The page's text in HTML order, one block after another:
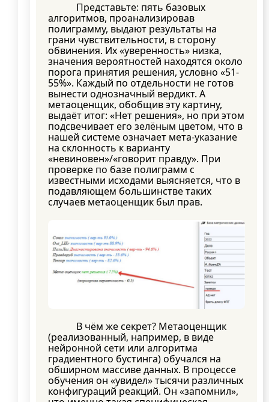
Представьте: пять базовых
алгоритмов, проанализировав
полиграмму, выдают результаты на
грани чувствительности, в сторону
обвинения. Их «уверенность» низка,
значения вероятностей находятся около
порога принятия решения, условно «51-
55%». Каждый по отдельности не готов
вынести однозначный вердикт. А
метаоценщик, обобщив эту картину,
выдаёт итог: «Нет решения», но при этом
подсвечивает его зелёным цветом, что в
нашей системе означает мета-указание
на склонность к варианту
«невиновен»/«говорит правду». При
проверке по базе полиграмм с
известными исходами выясняется, что в
подавляющем большинстве таких
случаев метаоценщик был прав.
В чём же секрет? Метаоценщик
(реализованный, например, в виде
нейронной сети или алгоритма
градиентного бустинга) обучался на
обширном массиве данных. В процессе
обучения он «увидел» тысячи различных
конфигураций реакций. Он «запомнил»,